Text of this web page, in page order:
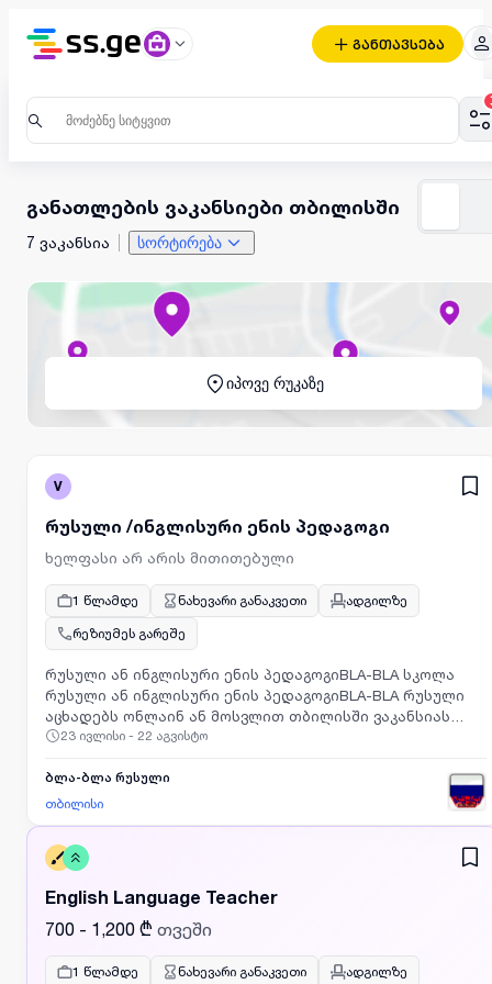
განთავსება
განათლების ვაკანსიები თბილისში
7 ვაკანსია სორტირება
იპოვე რუკაზე
V
რუსული /ინგლისური ენის პედაგოგი
ხელფასი არ არის მითითებული
1 წლამდე ნახევარი განაკვეთი
ადგილზე
რეზიუმეს გარეშე
რუსული ან ინგლისური ენის პედაგოგიBLA-BLA სკოლა
რუსული ან ინგლისური ენის პედაგოგიBLA-BLA რუსული
აცხადებს ონლაინ ან მოსვლით თბილისში ვაკანსიას
რუსულის ან ინგლისურის მცოდნეთათთვის, სალაპარაკო
პოზიციაზესახლიდან ონლაინ ჩაატარებთ გაკვეთილებს
ან მოხვალთ პეკინის ქუჩაზე ნახევარ განაკვეთზე
კომუნიკაბელური;პასუხისმგებლიანი;აქტიური და
შრომისმოყვარე.გამოცდილება ან ლინგვისტის დიპლომი
ასწავლოთ ჩვენი მეთოდით.გრაფიკი:შესაძლებელია
ნახევარ განაკვეთზეც მუშაობა.ასევე განიხილება
გრაფიკიც.დაინტერესების შემთხვევაში გამოაგზავნეთ
23 ივლისი - 22 აგვისტო
ბლა-ბლა რუსული
თბილისი
English Language Teacher
700 - 1,200 ₾ თვეში
1 წლამდე ნახევარი განაკვეთი
ადგილზე